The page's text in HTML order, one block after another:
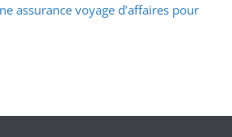
assurance voyage d’affaires pour